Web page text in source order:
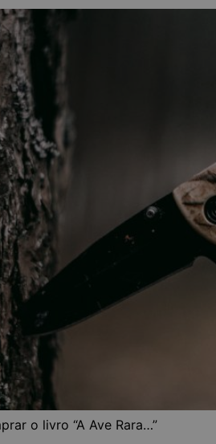
o livro “A Ave Rara…”